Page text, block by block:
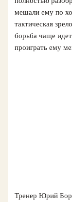
мешали ему по
тактическая
борьба чаще
проиграть ему
Тренер Юрий